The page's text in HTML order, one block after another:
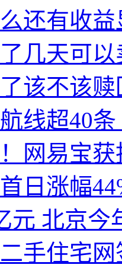
还有收
几天可
该不该
线超40
网易宝
日涨幅
元 北京今
手住宅